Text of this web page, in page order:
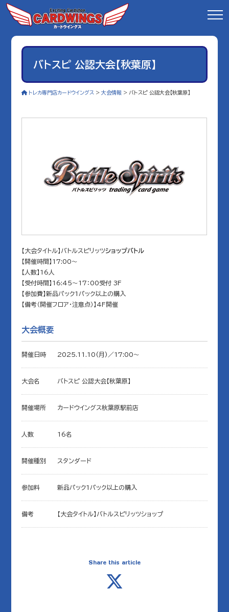
バトスピ 公認大会【秋葉原】
トレカ専門店カードウイングス >大会情報 > バトスピ 公認大会【秋葉原】
【大会タイトル】バトルスピリッツショップバトル
【開催時間】17:00～
【人数】16人
【受付時間】16:45～17：00受付 3F
【参加費】新品パック1パック以上の購入
【備考（開催フロア・注意点）】4F開催
大会概要
開催日時 2025.11.10(月)／17:00〜
大会名 バトスピ 公認大会【秋葉原】
開催場所 カードウイングス秋葉原駅前店
人数 16名
開催種別 スタンダード
参加料 新品パック1パック以上の購入
備考 【大会タイトル】バトルスピリッツショップ
Share this article